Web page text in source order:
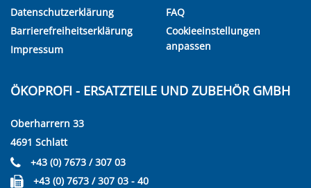
Datenschutzerklärung
Barrierefreiheitserklärung
Impressum
FAQ
Cookieeinstellungen
anpassen
ÖKOPROFI - ERSATZTEILE UND ZUBEHÖR GMBH
Oberharrern 33
4691 Schlatt
+43 (0) 7673 / 307 03
+43 (0) 7673 / 307 03 - 40